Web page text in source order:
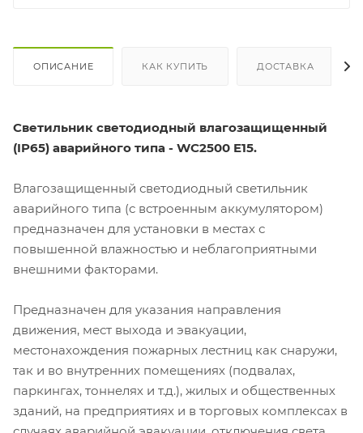
ОПИСАНИЕ КАК КУПИТЬ ДОСТАВКА
Светильник светодиодный влагозащищенный
(IP65) аварийного типа - WC2500 E15.
Влагозащищенный светодиодный светильник
аварийного типа (с встроенным аккумулятором)
предназначен для установки в местах с
повышенной влажностью и неблагоприятными
внешними факторами.
Предназначен для указания направления
движения, мест выхода и эвакуации,
местонахождения пожарных лестниц как снаружи,
так и во внутренних помещениях (подвалах,
паркингах, тоннелях и т.д.), жилых и общественных
зданий, на предприятиях и в торговых комплексах в